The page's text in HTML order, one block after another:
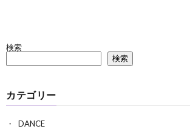
検索
検索
カテゴリー
DANCE